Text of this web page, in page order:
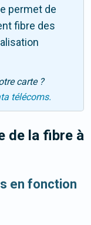
permet de
fibre des
carte ?
télécoms.
de la fibre à
en fonction